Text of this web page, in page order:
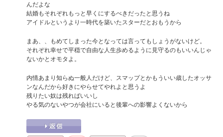
んだよな
結婚もそれぞれもっと早くにするべきだったと思うね
アイドルというより一時代を築いたスターだとおもうから
まあ、、もめてしまった今となっては言ってもしょうがないけど。
それぞれ幸せで平穏で自由な人生歩めるように見守るのもいいんじゃ
ないかとオモタよ。
内情あまり知らぬ一般人だけど、スマップとかもういい歳したオッサ
ンなんだから好きにやらせてやれよと思うよ
残りたい奴は残ればいいし
やる気のないやつが会社にいると後輩への影響よくないから